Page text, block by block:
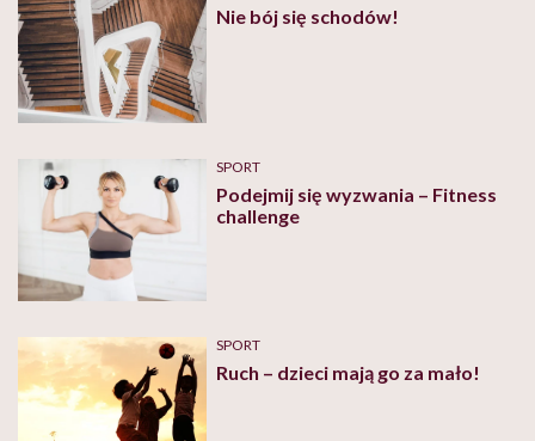
Nie bój się schodów!
SPORT
Podejmij się wyzwania – Fitness
challenge
SPORT
Ruch – dzieci mają go za mało!